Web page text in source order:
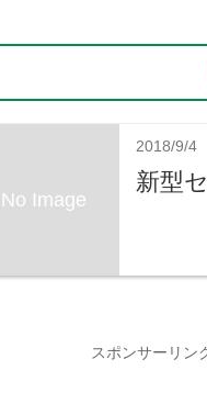
No Image
2018/9/4
新型
スポンサーリン